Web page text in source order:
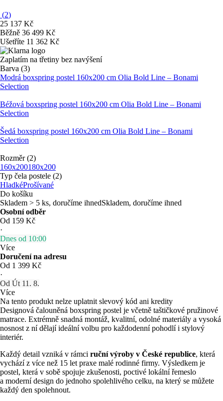
(2)
25 137 Kč
Běžně 36 499 Kč
Ušetříte 11 362 Kč
Zaplatím na třetiny bez navýšení
Barva (3)
Modrá boxspring postel 160x200 cm Olia Bold Line – Bonami
Selection
Béžová boxspring postel 160x200 cm Olia Bold Line – Bonami
Selection
Šedá boxspring postel 160x200 cm Olia Bold Line – Bonami
Selection
Rozměr (2)
160x200180x200
Typ čela postele (2)
HladkéProšívané
Do košíku
Skladem > 5 ks, doručíme ihnedSkladem, doručíme ihned
Osobní odběr
Od 159 Kč
·
Dnes od 10:00
Více
Doručení na adresu
Od 1 399 Kč
·
Od Út 11. 8.
Více
Na tento produkt nelze uplatnit slevový kód ani kredity
Designová čalouněná boxspring postel je včetně taštičkové pružinové
matrace. Extrémně snadná montáž, kvalitní, odolné materiály a vysoká
nosnost z ní dělají ideální volbu pro každodenní pohodlí i stylový
interiér.
Každý detail vzniká v rámci ruční výroby v České republice, která
vychází z více než 15 let praxe malé rodinné firmy. Výsledkem je
postel, která v sobě spojuje zkušenosti, poctivé lokální řemeslo
a moderní design do jednoho spolehlivého celku, na který se můžete
každý den spolehnout.